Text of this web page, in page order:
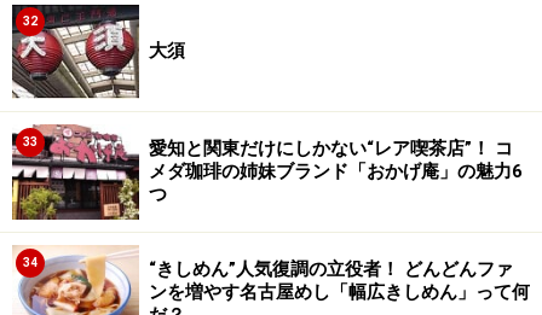
32
大須
33
愛知と関東だけにしかない“レア喫茶店”！ コ
メダ珈琲の姉妹ブランド「おかげ庵」の魅力6
つ
34
“きしめん”人気復調の立役者！ どんどんファ
ンを増やす名古屋めし「幅広きしめん」って何